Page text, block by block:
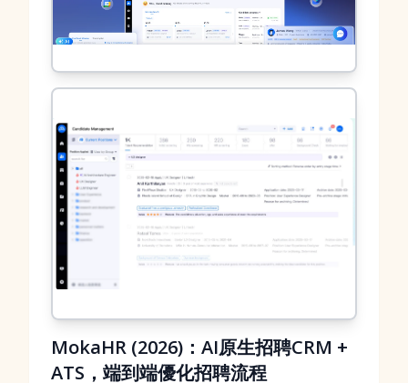
MokaHR (2026)：AI原生招聘CRM +
ATS，端到端優化招聘流程